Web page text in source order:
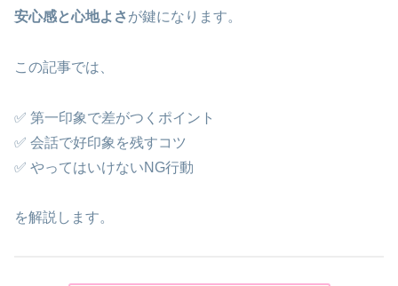
安心感と心地よさが鍵になります。
この記事では、
✅ 第一印象で差がつくポイント
✅ 会話で好印象を残すコツ
✅ やってはいけないNG行動
を解説します。